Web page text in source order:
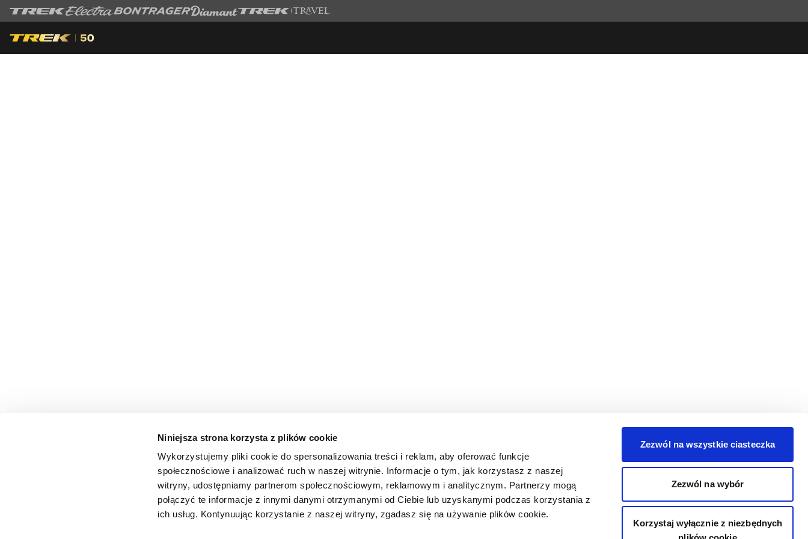
Niniejsza strona korzysta z plików cookie
Wykorzystujemy pliki cookie do spersonalizowania treści i reklam, aby oferować funkcje
społecznościowe i analizować ruch w naszej witrynie. Informacje o tym, jak korzystasz z naszej
witryny, udostępniamy partnerom społecznościowym, reklamowym i analitycznym. Partnerzy mogą
połączyć te informacje z innymi danymi otrzymanymi od Ciebie lub uzyskanymi podczas korzystania z
ich usług. Kontynuując korzystanie z naszej witryny, zgadasz się na używanie plików cookie.
Zezwól na wszystkie ciasteczka
Zezwól na wybór
Korzystaj wyłącznie z niezbędnych